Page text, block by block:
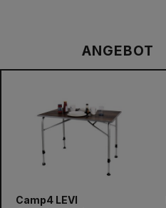
ANGEBOT
Camp4 LEVI
prev